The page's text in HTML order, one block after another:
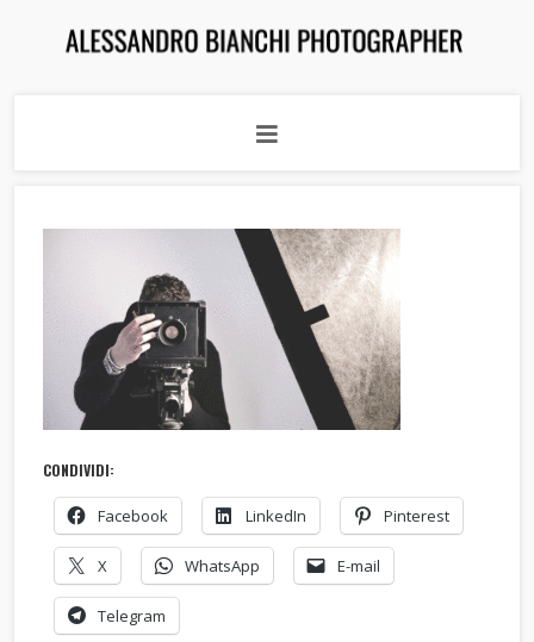
CONDIVIDI:
Facebook LinkedIn Pinterest
X WhatsApp E-mail
Telegram